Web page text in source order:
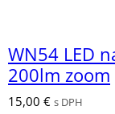
WN54 LED
200lm zoom
15,00 € s DPH